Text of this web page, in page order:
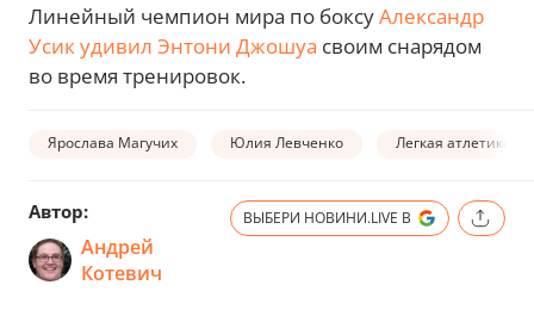
Линейный чемпион мира по боксуАлександр
Усик удивил Энтони Джошуа своим снарядом
во время тренировок.
Ярослава Магучих Юлия Левченко Легкая атлетика
Автор:
Андрей
Котевич
ВЫБЕРИ НОВИНИ.LIVE В